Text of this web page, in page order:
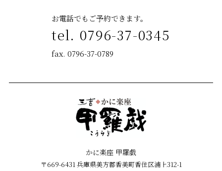
お電話でもご予約できます。
tel. 0796-37-0345
fax. 0796-37-0789
かに楽座 甲羅戯
〒669-6431 兵庫県美方郡香美町香住区浦上312-1